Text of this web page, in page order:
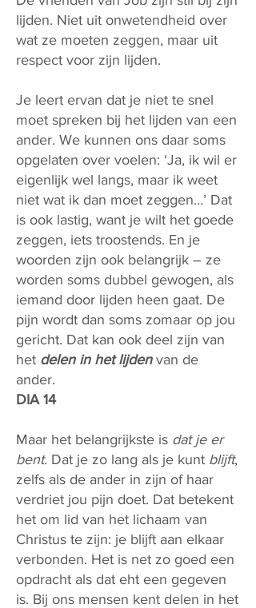
lijden. Niet uit onwetendheid over
wat ze moeten zeggen, maar uit
respect voor zijn lijden.
Je leert ervan dat je niet te snel
moet spreken bij het lijden van een
ander. We kunnen ons daar soms
opgelaten over voelen: ‘Ja, ik wil er
eigenlijk wel langs, maar ik weet
niet wat ik dan moet zeggen…’ Dat
is ook lastig, want je wilt het goede
zeggen, iets troostends. En je
woorden zijn ook belangrijk – ze
worden soms dubbel gewogen, als
iemand door lijden heen gaat. De
pijn wordt dan soms zomaar op jou
gericht. Dat kan ook deel zijn van
het delen in het lijdenvan de
ander.
DIA 14
Maar het belangrijkste is dat je er
bent. Dat je zo lang als je kunt blijft,
zelfs als de ander in zijn of haar
verdriet jou pijn doet. Dat betekent
het om lid van het lichaam van
Christus te zijn: je blijft aan elkaar
verbonden. Het is net zo goed een
opdracht als dat eht een gegeven
is. Bij ons mensen kent delen in het